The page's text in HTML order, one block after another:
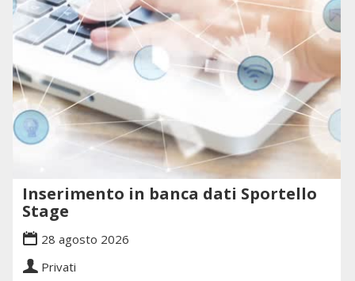
Inserimento in banca dati Sportello
Stage
28 agosto 2026
Privati